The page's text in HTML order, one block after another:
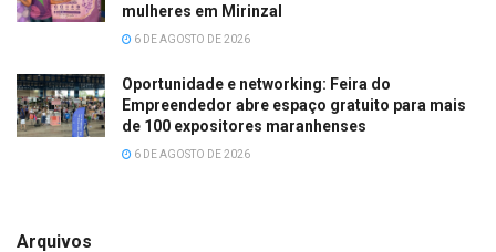
mulheres em Mirinzal
6 DE AGOSTO DE 2026
Oportunidade e networking: Feira do
Empreendedor abre espaço gratuito para mais
de 100 expositores maranhenses
6 DE AGOSTO DE 2026
Arquivos